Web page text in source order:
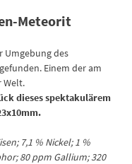
Meteorit
Umgebung des
Einem der am
Welt.
dieses spektakulärem
7,1 % Nickel; 1 %
80 ppm Gallium; 320